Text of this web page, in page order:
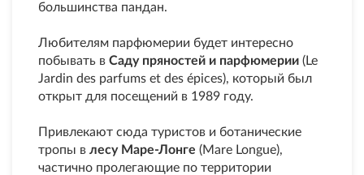
большинства пандан.
Любителям парфюмерии будет интересно
побывать в Саду пряностей и парфюмерии (Le
Jardin des parfums et des épices), который был
открыт для посещений в 1989 году.
Привлекают сюда туристов и ботанические
тропы в лесу Маре-Лонге (Mare Longue),
частично пролегающие по территории